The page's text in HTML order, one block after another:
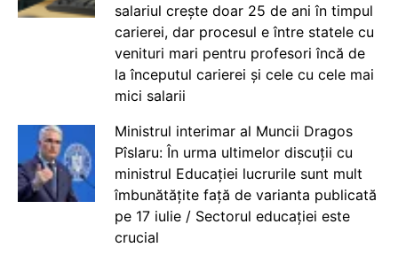
salariul crește doar 25 de ani în timpul
carierei, dar procesul e între statele cu
venituri mari pentru profesori încă de
la începutul carierei și cele cu cele mai
mici salarii
Ministrul interimar al Muncii Dragos
Pîslaru: În urma ultimelor discuții cu
ministrul Educației lucrurile sunt mult
îmbunătățite față de varianta publicată
pe 17 iulie / Sectorul educației este
crucial